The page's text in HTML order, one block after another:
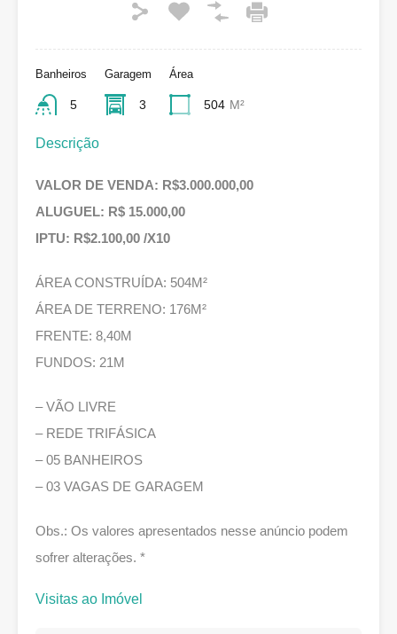
Banheiros
5
Garagem
3
Área
504 M²
Descrição
VALOR DE VENDA: R$3.000.000,00
ALUGUEL: R$ 15.000,00
IPTU: R$2.100,00 /X10
ÁREA CONSTRUÍDA: 504M²
ÁREA DE TERRENO: 176M²
FRENTE: 8,40M
FUNDOS: 21M
– VÃO LIVRE
– REDE TRIFÁSICA
– 05 BANHEIROS
– 03 VAGAS DE GARAGEM
Obs.: Os valores apresentados nesse anúncio podem
sofrer alterações. *
Visitas ao Imóvel